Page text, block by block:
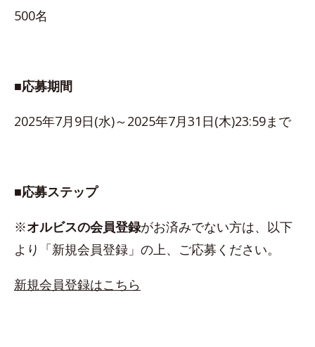
500名
■応募期間
2025年7月9日(水)～2025年7月31日(木)23:59まで
■応募ステップ
※オルビスの会員登録がお済みでない方は、以下
より「新規会員登録」の上、ご応募ください。
新規会員登録はこちら